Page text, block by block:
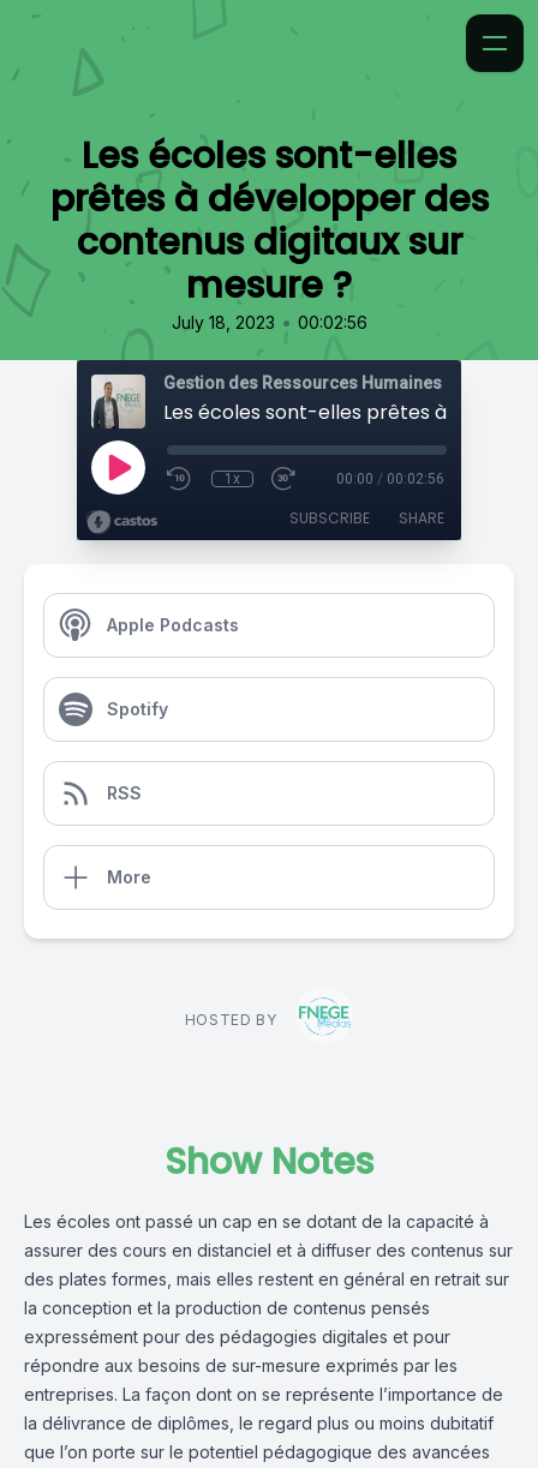
Les écoles sont-elles
prêtes à développer des
contenus digitaux sur
mesure ?
July 18, 2023 • 00:02:56
Gestion des Ressources Humaines
1x 00:00 / 00:02:56
SUBSCRIBE SHARE
Apple Podcasts
Spotify
RSS
More
HOSTED BY
Show Notes
Les écoles ont passé un cap en se dotant de la capacité à
assurer des cours en distanciel et à diffuser des contenus sur
des plates formes, mais elles restent en général en retrait sur
la conception et la production de contenus pensés
expressément pour des pédagogies digitales et pour
répondre aux besoins de sur-mesure exprimés par les
entreprises. La façon dont on se représente l’importance de
la délivrance de diplômes, le regard plus ou moins dubitatif
que l’on porte sur le potentiel pédagogique des avancées